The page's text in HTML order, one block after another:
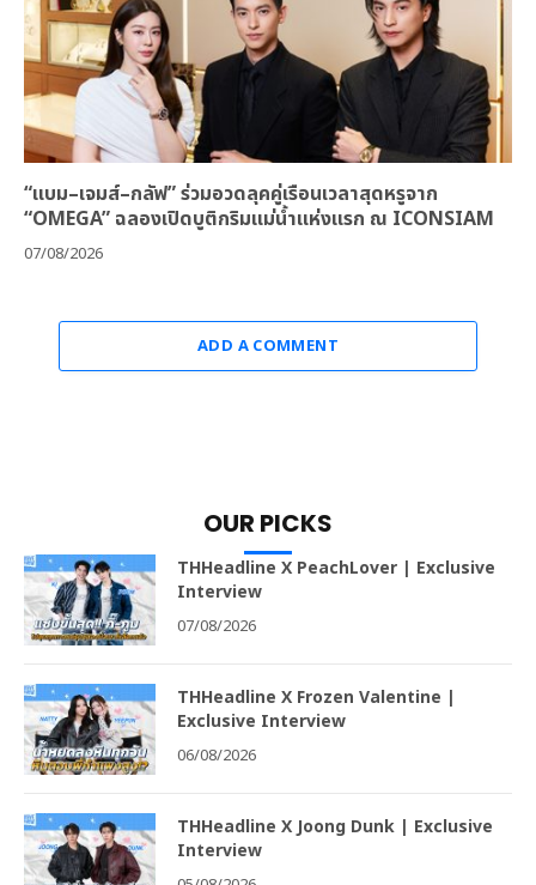
“แบม–เจมส์–กลัฟ” ร่วมอวดลุคคู่เรือนเวลาสุดหรูจาก
“OMEGA” ฉลองเปิดบูติกริมแม่น้ำแห่งแรก ณ ICONSIAM
07/08/2026
ADD A COMMENT
OUR PICKS
THHeadline X PeachLover | Exclusive
Interview
07/08/2026
THHeadline X Frozen Valentine |
Exclusive Interview
06/08/2026
THHeadline X Joong Dunk | Exclusive
Interview